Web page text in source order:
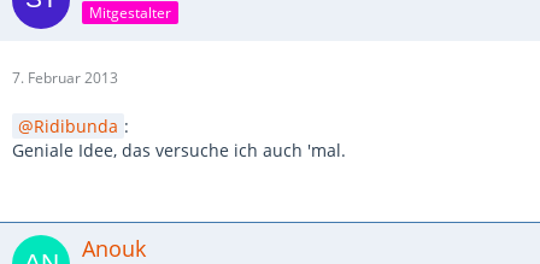
Mitgestalter
7. Februar 2013
Ridibunda :
Geniale Idee, das versuche ich auch 'mal.
Anouk